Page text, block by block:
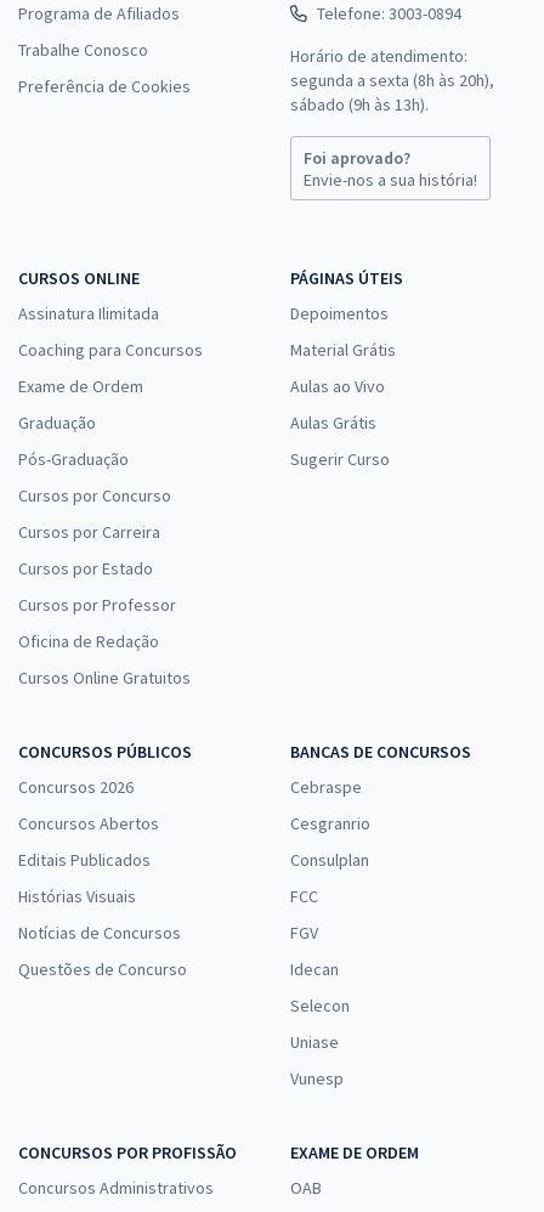
Programa de Afiliados
Trabalhe Conosco
Preferência de Cookies
Telefone: 3003-0894
Horário de atendimento:
segunda a sexta (8h às 20h),
sábado (9h às 13h).
Foi aprovado?
Envie-nos a sua história!
CURSOS ONLINE
Assinatura Ilimitada
Coaching para Concursos
Exame de Ordem
Graduação
Pós-Graduação
Cursos por Concurso
Cursos por Carreira
Cursos por Estado
Cursos por Professor
Oficina de Redação
Cursos Online Gratuitos
PÁGINAS ÚTEIS
Depoimentos
Material Grátis
Aulas ao Vivo
Aulas Grátis
Sugerir Curso
CONCURSOS PÚBLICOS
Concursos 2026
Concursos Abertos
Editais Publicados
Histórias Visuais
Notícias de Concursos
Questões de Concurso
BANCAS DE CONCURSOS
Cebraspe
Cesgranrio
Consulplan
FCC
FGV
Idecan
Selecon
Uniase
Vunesp
CONCURSOS POR PROFISSÃO
Concursos Administrativos
EXAME DE ORDEM
OAB